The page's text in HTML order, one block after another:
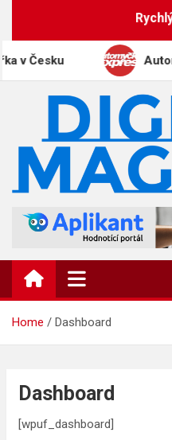
Česku
Home Dashboard
Dashboard
[wpuf_dashboard]